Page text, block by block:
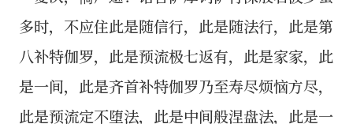
多时，不应住此是随信行，此是随法行，此是第
八补特伽罗，此是预流极七返有，此是家家，此
是一间，此是齐首补特伽罗乃至寿尽烦恼方尽，
此是预流定不堕法，此是中间般涅盘法，此是一